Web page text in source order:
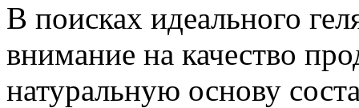
В поисках идеального
внимание на качество
натуральную основу